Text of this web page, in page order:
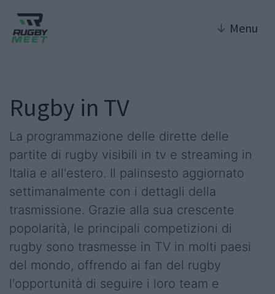
↓ Menu
Rugby in TV
La programmazione delle dirette delle
partite di rugby visibili in tv e streaming in
Italia e all'estero. Il palinsesto aggiornato
settimanalmente con i dettagli della
trasmissione. Grazie alla sua crescente
popolarità, le principali competizioni di
rugby sono trasmesse in TV in molti paesi
del mondo, offrendo ai fan del rugby
l'opportunità di seguire i loro team e